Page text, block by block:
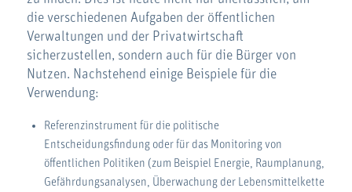
die verschiedenen Aufgaben der öffentlichen
Verwaltungen und der Privatwirtschaft
sicherzustellen, sondern auch für die Bürger von
Nutzen. Nachstehend einige Beispiele für die
Verwendung:
Referenzinstrument für die politische
Entscheidungsfindung oder für das Monitoring von
öffentlichen Politiken (zum Beispiel Energie, Raumplanung,
Gefährdungsanalysen, Überwachung der Lebensmittelkette